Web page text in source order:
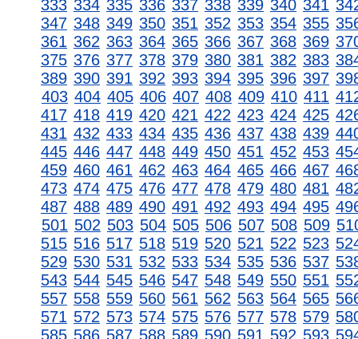
333 334 335 336 337 338 339 340 341
347 348 349 350 351 352 353 354 355
361 362 363 364 365 366 367 368 369
375 376 377 378 379 380 381 382 383
389 390 391 392 393 394 395 396 397
403 404 405 406 407 408 409 410 411
417 418 419 420 421 422 423 424 425
431 432 433 434 435 436 437 438 439
445 446 447 448 449 450 451 452 453
459 460 461 462 463 464 465 466 467
473 474 475 476 477 478 479 480 481
487 488 489 490 491 492 493 494 495
501 502 503 504 505 506 507 508 509
515 516 517 518 519 520 521 522 523
529 530 531 532 533 534 535 536 537
543 544 545 546 547 548 549 550 551
557 558 559 560 561 562 563 564 565
571 572 573 574 575 576 577 578 579
585 586 587 588 589 590 591 592 593